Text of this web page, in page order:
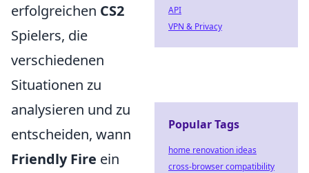
erfolgreichen CS2
Spielers, die
verschiedenen
Situationen zu
analysieren und zu
entscheiden, wann
Friendly Fire ein
API
VPN & Privacy
Popular Tags
home renovation ideas
cross-browser compatibility